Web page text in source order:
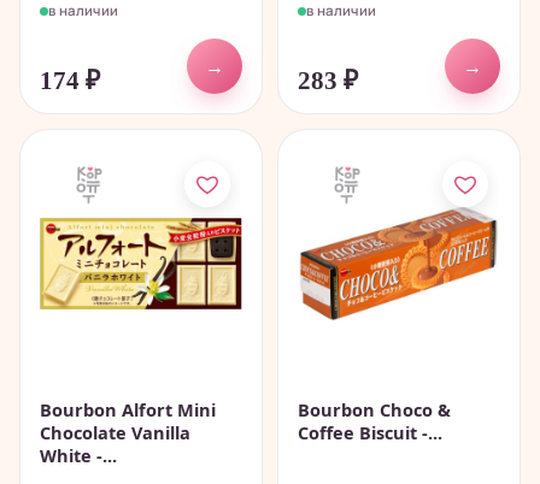
в наличии
174 ₽
→
в наличии
283 ₽
→
Bourbon Alfort Mini
Chocolate Vanilla
White -...
Bourbon Choco &
Coffee Biscuit -...